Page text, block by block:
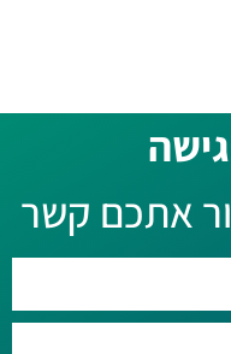
אתכם קשר